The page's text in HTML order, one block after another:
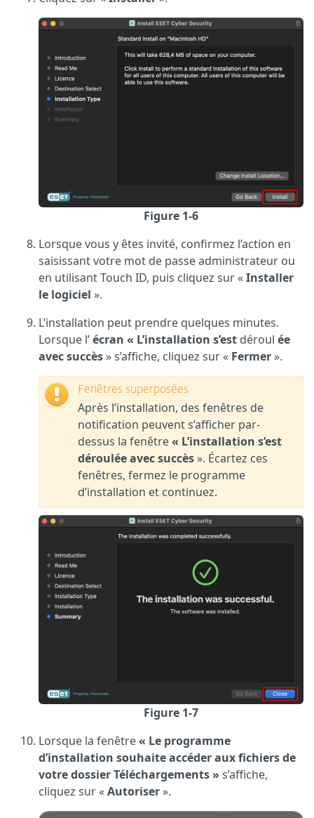
Figure 1-6
Lorsque vous y êtes invité, confirmez l’action en
saisissant votre mot de passe administrateur ou
en utilisant Touch ID, puis cliquez sur «Installer
le logiciel ».
L’installation peut prendre quelques minutes.
Lorsque l’écran « L’installation s’est déroul ée
avec succès» s’affiche, cliquez sur « Fermer».
Fenêtres superposées
Après l’installation, des fenêtres de
notification peuvent s’afficher par-
dessus la fenêtre« L’installation s’est
déroulée avec succès». Écartez ces
fenêtres, fermez le programme
d’installation et continuez.
Figure 1-7
Lorsque la fenêtre« Le programme
d’installation souhaite accéder aux fichiers de
votre dossier Téléchargements » s’affiche,
cliquez sur «Autoriser».